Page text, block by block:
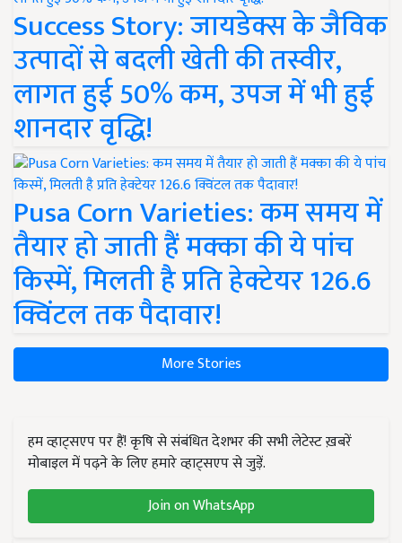
Success Story: जायडेक्स के जैविक
उत्पादों से बदली खेती की तस्वीर,
लागत हुई 50% कम, उपज में भी हुई
शानदार वृद्धि!
Pusa Corn Varieties: कम समय में
तैयार हो जाती हैं मक्का की ये पांच
किस्में, मिलती है प्रति हेक्टेयर 126.6
क्विंटल तक पैदावार!
More Stories
हम व्हाट्सएप पर हैं! कृषि से संबंधित देशभर की सभी लेटेस्ट ख़बरें
मोबाइल में पढ़ने के लिए हमारे व्हाट्सएप से जुड़ें.
Join on WhatsApp